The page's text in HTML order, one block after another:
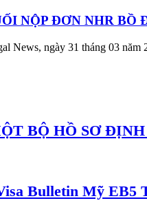
NỘP ĐƠN NHR
News, ngày 31 tháng 03
BỘ HỒ SƠ
Bulletin Mỹ EB5